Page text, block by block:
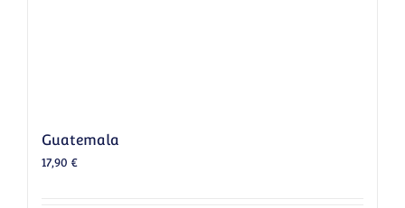
Guatemala
17,90 €